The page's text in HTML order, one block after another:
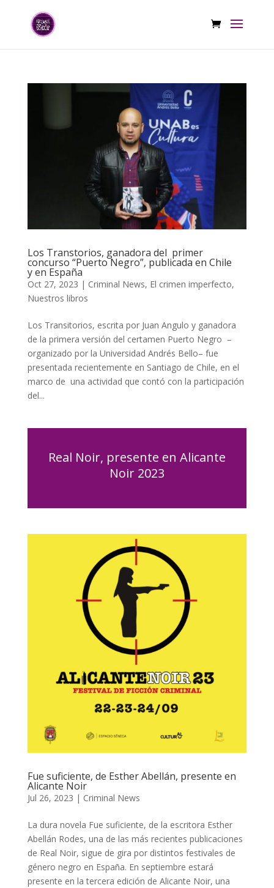
Los Transtorios, ganadora del primer
concurso “Puerto Negro”, publicada en Chile
y en España
Oct 27, 2023 | Criminal News, El crimen imperfecto,
Nuestros libros
Los Transitorios, escrita por Juan Angulo y ganadora
de la primera versión del certamen Puerto Negro –
organizado por la Universidad Andrés Bello– fue
presentada recientemente en Santiago de Chile, en el
marco de una actividad que contó con la participación
del...
Real Noir, presente en Alicante
Noir 2023
Fue suficiente, de Esther Abellán, presente en
Alicante Noir
Jul 26, 2023 | Criminal News
La dura novela Fue suficiente, de la escritora Esther
Abellán Rodes, una de las más recientes publicaciones
de Real Noir, sigue de gira por distintos festivales de
género negro en España. En septiembre estará
presente en la tercera edición de Alicante Noir, una